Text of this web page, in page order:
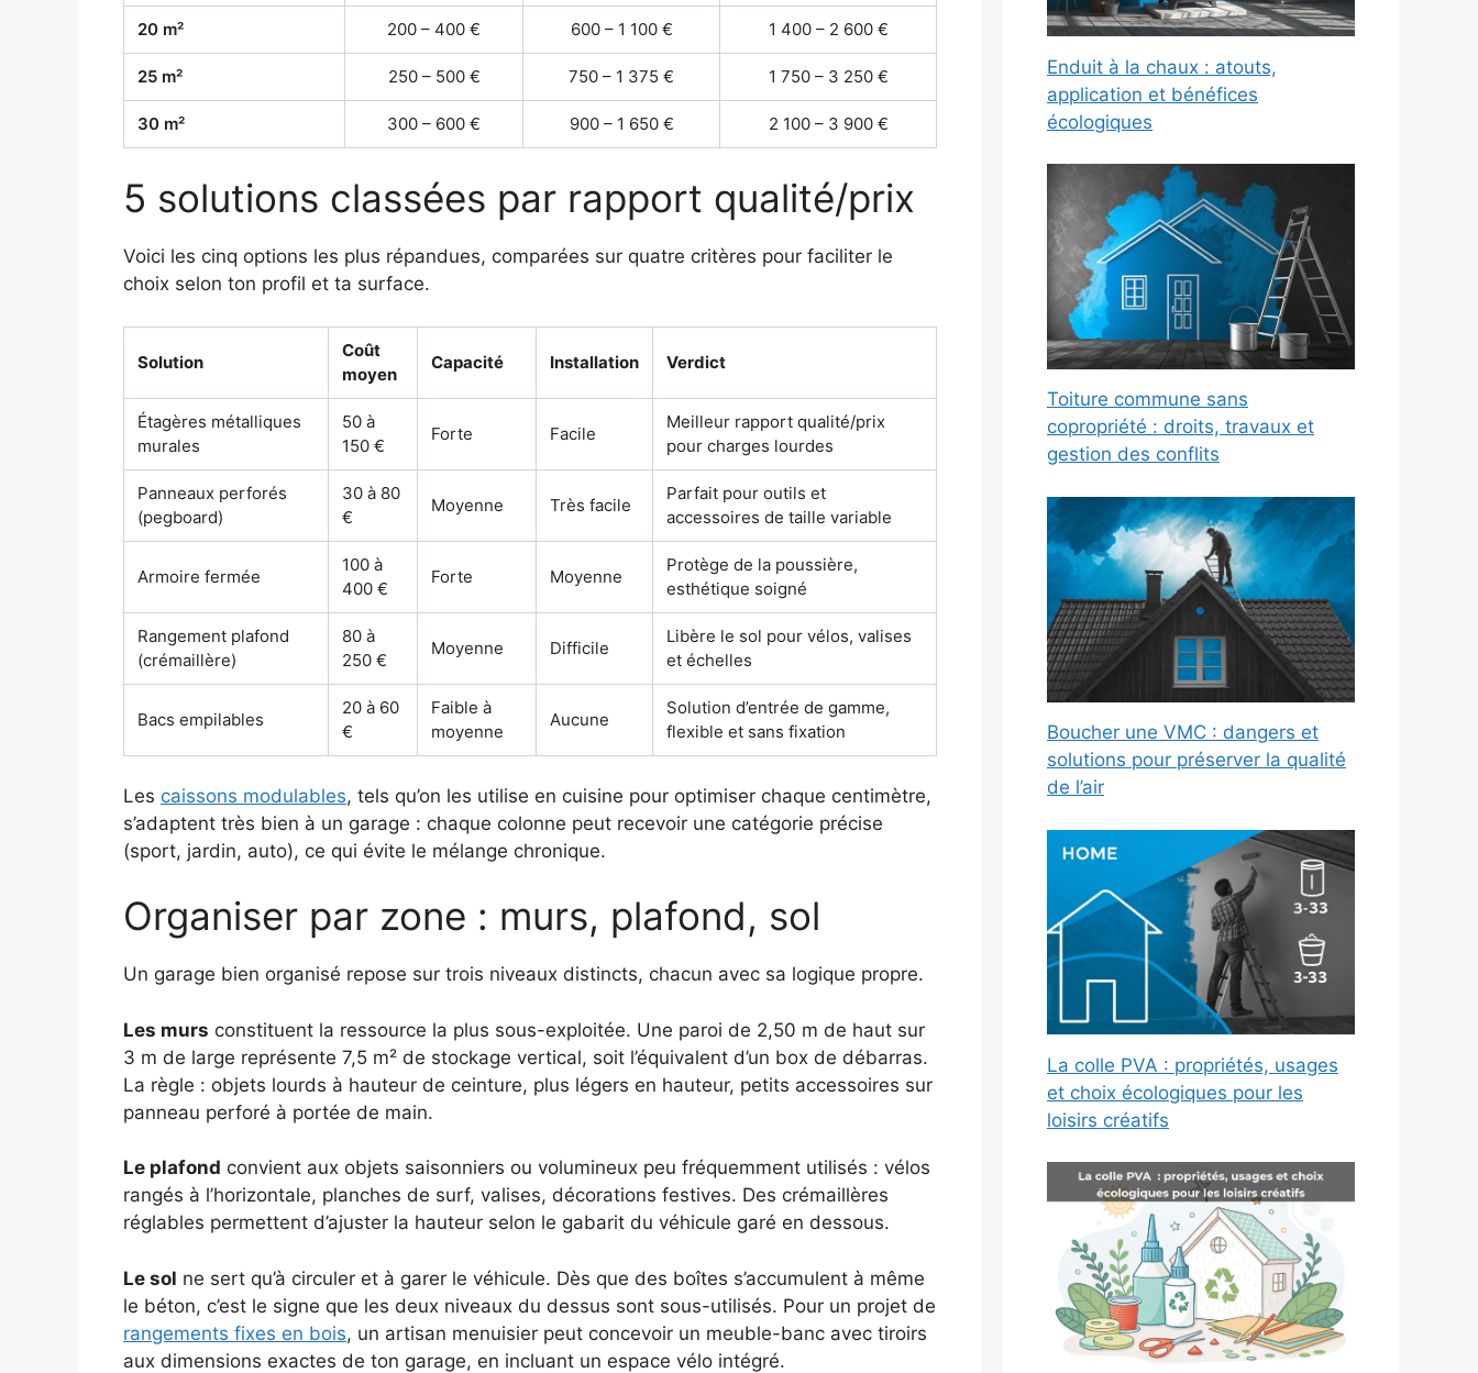
20 m² 200 – 400 € 600 – 1 100 € 1 400 – 2 600 €
25 m² 250 – 500 € 750 – 1 375 € 1 750 – 3 250 €
30 m² 300 – 600 € 900 – 1 650 € 2 100 – 3 900 €
5 solutions classées par rapport qualité/prix
Voici les cinq options les plus répandues, comparées sur quatre critères pour faciliter le
choix selon ton profil et ta surface.
Solution
Coût
moyen
Capacité Installation Verdict
Étagères métalliques
murales
50 à
150 €
Forte Facile
Meilleur rapport qualité/prix
pour charges lourdes
Panneaux perforés
(pegboard)
30 à 80
€
Moyenne Très facile
Parfait pour outils et
accessoires de taille variable
Armoire fermée
100 à
400 €
Forte Moyenne
Protège de la poussière,
esthétique soigné
Rangement plafond
(crémaillère)
80 à
250 €
Moyenne Difficile
Libère le sol pour vélos, valises
et échelles
Bacs empilables
20 à 60
€
Faible à
moyenne
Aucune
Solution d’entrée de gamme,
flexible et sans fixation
Les caissons modulables, tels qu’on les utilise en cuisine pour optimiser chaque centimètre,
s’adaptent très bien à un garage : chaque colonne peut recevoir une catégorie précise
(sport, jardin, auto), ce qui évite le mélange chronique.
Organiser par zone : murs, plafond, sol
Un garage bien organisé repose sur trois niveaux distincts, chacun avec sa logique propre.
Les murs constituent la ressource la plus sous-exploitée. Une paroi de 2,50 m de haut sur
3 m de large représente 7,5 m² de stockage vertical, soit l’équivalent d’un box de débarras.
La règle : objets lourds à hauteur de ceinture, plus légers en hauteur, petits accessoires sur
panneau perforé à portée de main.
Le plafond convient aux objets saisonniers ou volumineux peu fréquemment utilisés : vélos
rangés à l’horizontale, planches de surf, valises, décorations festives. Des crémaillères
réglables permettent d’ajuster la hauteur selon le gabarit du véhicule garé en dessous.
Le sol ne sert qu’à circuler et à garer le véhicule. Dès que des boîtes s’accumulent à même
le béton, c’est le signe que les deux niveaux du dessus sont sous-utilisés. Pour un projet de
rangements fixes en bois, un artisan menuisier peut concevoir un meuble-banc avec tiroirs
aux dimensions exactes de ton garage, en incluant un espace vélo intégré.
Enduit à la chaux : atouts,
application et bénéfices
écologiques
Toiture commune sans
copropriété : droits, travaux et
gestion des conflits
Boucher une VMC : dangers et
solutions pour préserver la qualité
de l’air
La colle PVA : propriétés, usages
et choix écologiques pour les
loisirs créatifs